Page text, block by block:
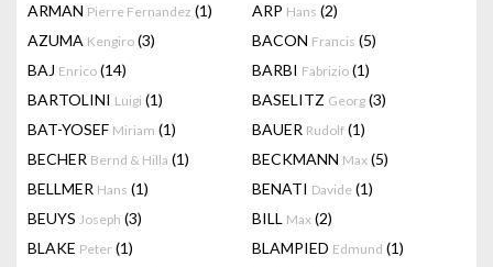
ARMAN Pierre Fernandez (1) ARP Hans (2)
AZUMA Kengiro (3) BACON Francis (5)
BAJ Enrico (14) BARBI Fabrizio (1)
BARTOLINI Luigi (1) BASELITZ Georg (3)
BAT-YOSEF Miriam (1) BAUER Rudolf (1)
BECHER Bernd & Hilla (1) BECKMANN Max (5)
BELLMER Hans (1) BENATI Davide (1)
BEUYS Joseph (3) BILL Max (2)
BLAKE Peter (1) BLAMPIED Edmund (1)